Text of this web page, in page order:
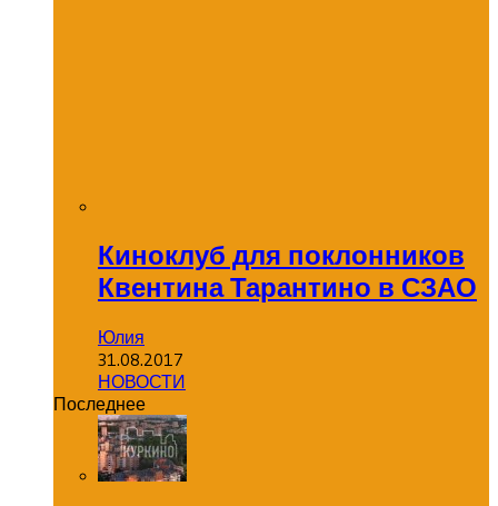
Киноклуб для поклонников
Квентина Тарантино в СЗАО
Юлия
31.08.2017
НОВОСТИ
Последнее